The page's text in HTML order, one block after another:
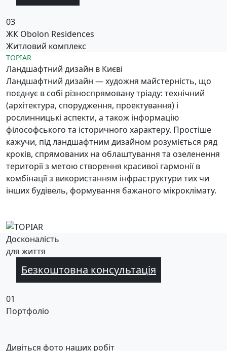
03
ЖК Obolon Residences
Житловий комплекс
TOPIAR
Ландшафтний дизайн в Києві
Ландшафтний дизайн — художня майстерність, що
поєднує в собі різноспрямовану тріаду: технічний
(архітектура, спорудження, проектування) і
рослинницькі аспекти, а також інформацію
філософського та історичного характеру. Простіше
кажучи, під ландшафтним дизайном розуміється ряд
кроків, спрямованих на облаштування та озеленення
території з метою створення красивої гармонії в
комбінації з використанням інфраструктури тих чи
інших будівель, формування бажаного мікроклімату.
Досконалість
для життя
Безкоштовна консультація
01
Портфоліо
Дивіться фото наших робіт